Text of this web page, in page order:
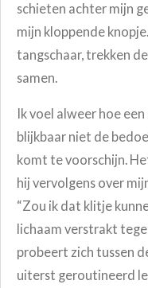
schieten achter mijn
mijn kloppende
tangschaar, trekken
samen.
Ik voel alweer hoe
blijkbaar niet de
komt te voorschijn.
hij vervolgens over
“Zou ik dat klitje
lichaam verstrakt
probeert zich tussen
uiterst geroutineerd